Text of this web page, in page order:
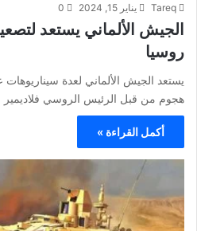
Tareq يناير 15, 2024 0
الجيش الألماني يستعد
روسيا
يستعد الجيش الألماني لعدة
هجوم من قبل الرئيس الروسي
أكمل القراءة »